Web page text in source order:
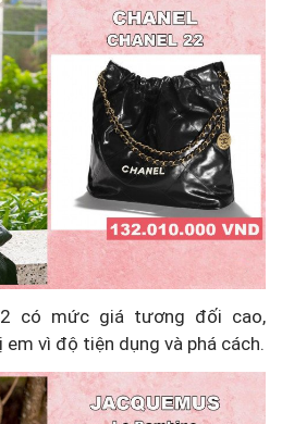
có mức giá tương đối cao,
vì độ tiện dụng và phá cách.